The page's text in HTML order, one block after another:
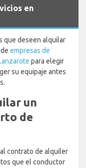
en
que deseen alquilar
empresas de
para elegir
su equipaje antes
un
de
contrato de alquiler
que el conductor